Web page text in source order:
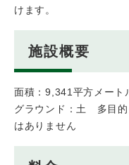
けます。
施設概要
面積：9,341平方メート
グラウンド：土 多目
はありません